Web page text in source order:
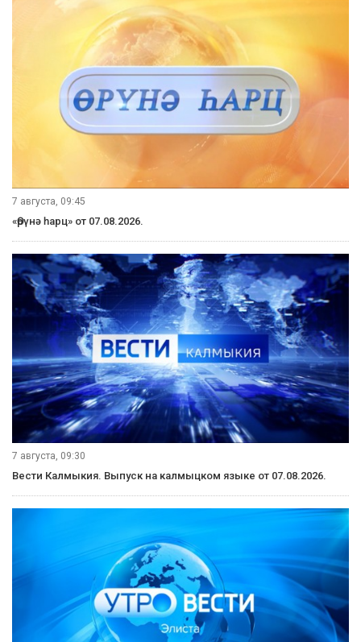
7 августа, 09:45
«Өрүнә һарц» от 07.08.2026.
7 августа, 09:30
Вести Калмыкия. Выпуск на калмыцком языке от 07.08.2026.